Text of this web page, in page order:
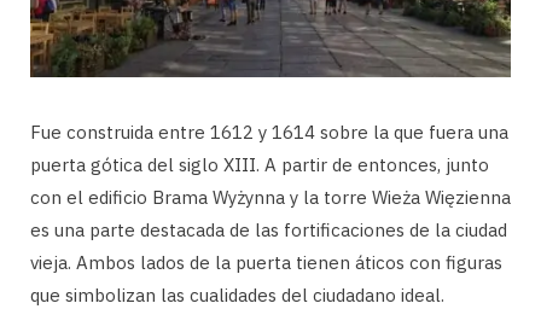
Fue construida entre 1612 y 1614 sobre la que fuera una
puerta gótica del siglo XIII. A partir de entonces, junto
con el edificio Brama Wyżynna y la torre Wieża Więzienna
es una parte destacada de las fortificaciones de la ciudad
vieja. Ambos lados de la puerta tienen áticos con figuras
que simbolizan las cualidades del ciudadano ideal.